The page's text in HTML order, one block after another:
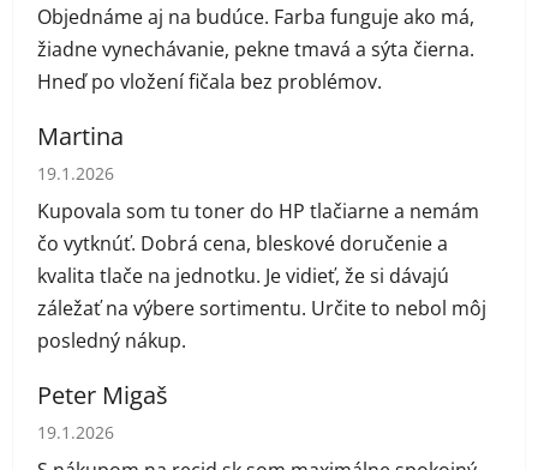
Objednáme aj na budúce. Farba funguje ako má,
žiadne vynechávanie, pekne tmavá a sýta čierna.
Hneď po vložení fičala bez problémov.
Martina
Hodnotenie obchodu je 5 z 5 hviezdičiek.
19.1.2026
Kupovala som tu toner do HP tlačiarne a nemám
čo vytknúť. Dobrá cena, bleskové doručenie a
kvalita tlače na jednotku. Je vidieť, že si dávajú
záležať na výbere sortimentu. Určite to nebol môj
posledný nákup.
Peter Migaš
Hodnotenie obchodu je 5 z 5 hviezdičiek.
19.1.2026